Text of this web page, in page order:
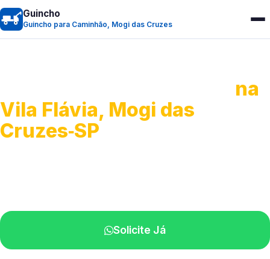
Guincho
Guincho para Caminhão, Mogi das Cruzes
na
Vila Flávia, Mogi das
Cruzes‑SP
Solicite Já